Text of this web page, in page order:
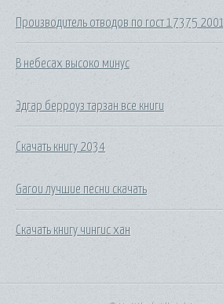
Производитель отводов по гост 17375 2001
В небесах высоко минус
Эдгар берроуз тарзан все книги
Скачать книгу 2034
Garou лучшие песни скачать
Скачать книгу чингис хан